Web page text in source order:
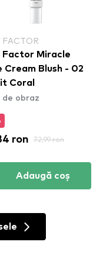
FACTOR
Factor Miracle
Cream Blush - 02
Coral
de obraz
ron 72,99 ron
Adaugă coș